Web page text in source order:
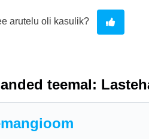
arutelu oli kasulik?
teemal: